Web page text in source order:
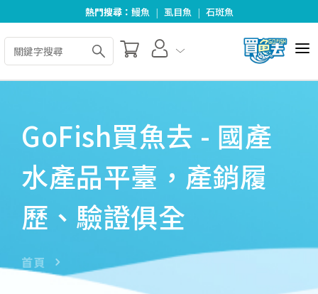
熱門搜尋： 鰻魚 | 虱目魚 | 石斑魚
全部商品
好食好料理
合作夥伴
最新消息
GoFish買魚去 - 國產
水產品平臺，產銷履
歷、驗證俱全
首頁